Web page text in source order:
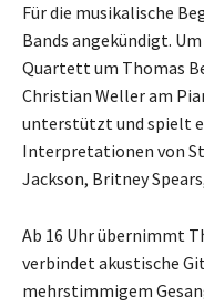
Für die musikalische
Bands angekündigt.
Quartett um Thomas
Christian Weller am
unterstützt und spielt
Interpretationen von
Jackson, Britney
Ab 16 Uhr übernimmt
verbindet akustische
mehrstimmigem